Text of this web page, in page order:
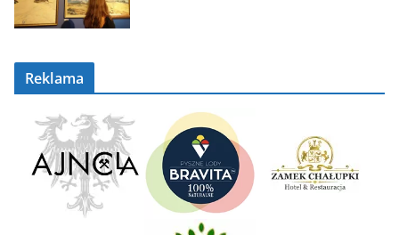
Reklama